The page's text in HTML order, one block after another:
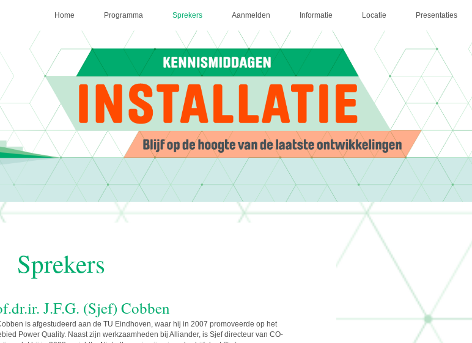
Home Programma Sprekers Aanmelden Informatie Locatie Presentaties
Sprekers
J.F.G. (Sjef) Cobben
is afgestudeerd aan de TU Eindhoven, waar hij in 2007 promoveerde op het
Power Quality. Naast zijn werkzaamheden bij Alliander, is Sjef directeur van CO-